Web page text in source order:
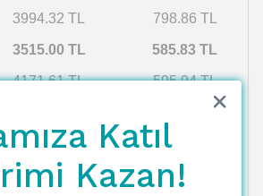
3994.32 TL 798.86 TL
3515.00 TL 585.83 TL
4171.61 TL 595.94 TL
533.29 TL
4365.38 TL 485.04 TL
4469.17 TL 446.92 TL
Katıl
Kazan!